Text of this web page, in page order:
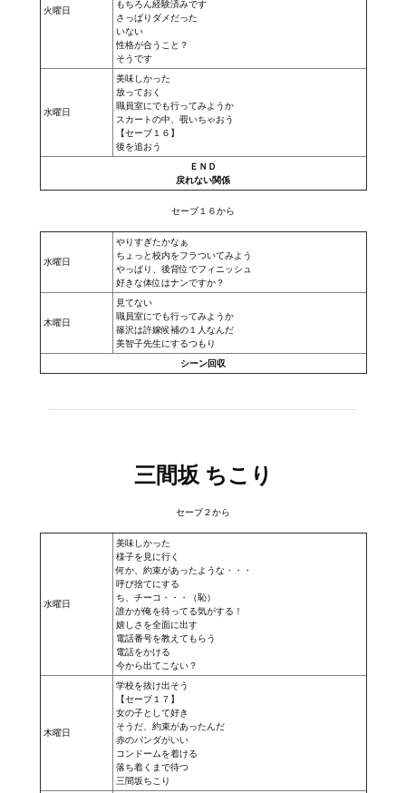
火曜日
もちろん経験済みです
さっぱりダメだった
いない
性格が合うこと？
そうです
水曜日
美味しかった
放っておく
職員室にでも行ってみようか
スカートの中、覗いちゃおう
【セーブ１６】
後を追おう
ＥＮＤ
戻れない関係
セーブ１６から
水曜日
やりすぎたかなぁ
ちょっと校内をフラついてみよう
やっぱり、後背位でフィニッシュ
好きな体位はナンですか？
木曜日
見てない
職員室にでも行ってみようか
篠沢は許嫁候補の１人なんだ
美智子先生にするつもり
シーン回収
三間坂 ちこり
セーブ２から
水曜日
美味しかった
様子を見に行く
何か、約束があったような・・・
呼び捨てにする
ち、チーコ・・・（恥）
誰かが俺を待ってる気がする！
嬉しさを全面に出す
電話番号を教えてもらう
電話をかける
今から出てこない？
木曜日
学校を抜け出そう
【セーブ１７】
女の子として好き
そうだ、約束があったんだ
赤のパンダがいい
コンドームを着ける
落ち着くまで待つ
三間坂ちこり